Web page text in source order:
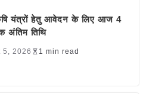
यंत्रों हेतु आवेदन के लिए आज 4
अंतिम तिथि
5, 2026 1 min read